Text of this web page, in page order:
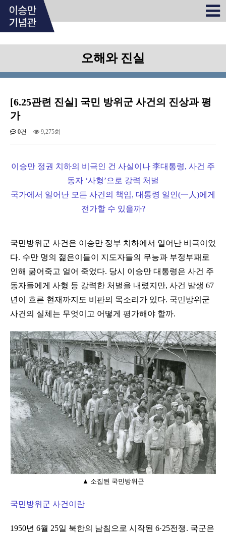
오해와 진실
[6.25관련 진실] 국민 방위군 사건의 진상과 평
가
0건 9,275회
이승만 정권 치하의 비극인 건 사실이나 李대통령, 사건 주
동자 ‘사형’으로 강력 처벌
국가에서 일어난 모든 사건의 책임, 대통령 일인(一人)에게
전가할 수 있을까?
국민방위군 사건은 이승만 정부 치하에서 일어난 비극이었
다. 수만 명의 젊은이들이 지도자들의 무능과 부정부패로
인해 굶어죽고 얼어 죽었다. 당시 이승만 대통령은 사건 주
동자들에게 사형 등 강력한 처벌을 내렸지만, 사건 발생 67
년이 흐른 현재까지도 비판의 목소리가 있다. 국민방위군
사건의 실체는 무엇이고 어떻게 평가해야 할까.
▲ 소집된 국민방위군
국민방위군 사건이란
1950년 6월 25일 북한의 남침으로 시작된 6·25전쟁. 국군은